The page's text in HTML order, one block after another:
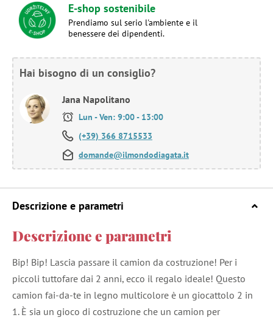
E-shop sostenibile
Prendiamo sul serio l'ambiente e il
benessere dei dipendenti.
Hai bisogno di un consiglio?
Jana Napolitano
Lun - Ven: 9:00 - 13:00
(+39) 366 8715533
domande@ilmondodiagata.it
Descrizione e parametri
Descrizione e parametri
Bip! Bip! Lascia passare il camion da costruzione! Per i
piccoli tuttofare dai 2 anni, ecco il regalo ideale! Questo
camion fai-da-te in legno multicolore è un giocattolo 2 in
1. È sia un gioco di costruzione che un camion per